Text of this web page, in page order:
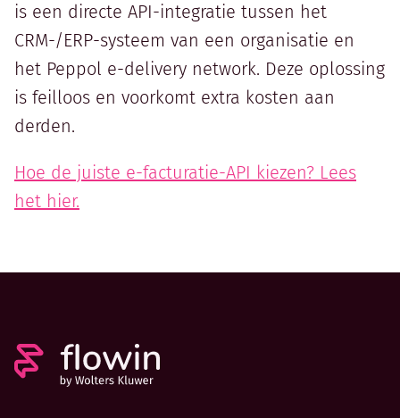
is een directe API-integratie tussen het
CRM-/ERP-systeem van een organisatie en
het Peppol e-delivery network. Deze oplossing
is feilloos en voorkomt extra kosten aan
derden.
Hoe de juiste e-facturatie-API kiezen? Lees
het hier.